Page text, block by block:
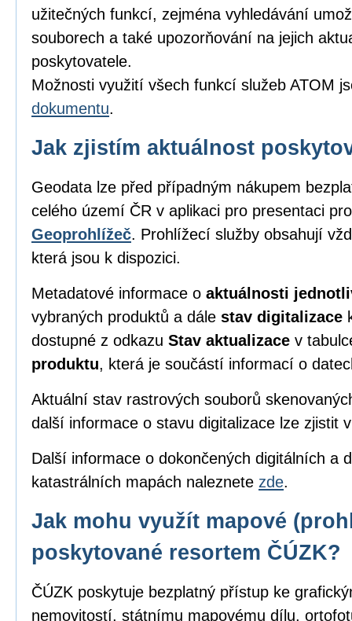
užitečných funkcí, zejména vyhledávání
souborech a také upozorňování na jejich
poskytovatele.
Možnosti využití všech funkcí služeb ATOM
dokumentu.
Jak zjistím aktuálnost
Geodata lze před případným nákupem
celého území ČR v aplikaci pro presentaci
Geoprohlížeč. Prohlížecí služby obsahují
která jsou k dispozici.
Metadatové informace o aktuálnosti
vybraných produktů a dále stav digitalizace
dostupné z odkazu Stav aktualizace v
produktu, která je součástí informací o
Aktuální stav rastrových souborů
další informace o stavu digitalizace lze zjistit
Další informace o dokončených digitálních a
katastrálních mapách naleznete zde.
Jak mohu využít mapové
poskytované resortem ČÚZK?
ČÚZK poskytuje bezplatný přístup ke
nemovitostí, státnímu mapovému dílu,